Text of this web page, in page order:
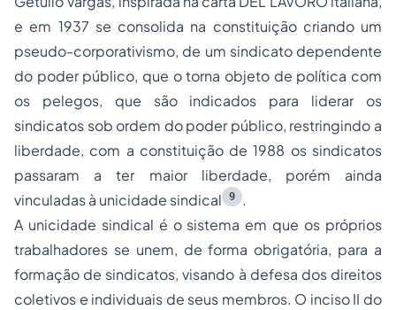
e em 1937 se consolida na constituição criando um
pseudo-corporativismo, de um sindicato dependente
do poder público, que o torna objeto de política com
os pelegos, que são indicados para liderar os
sindicatos sob ordem do poder público, restringindo a
liberdade, com a constituição de 1988 os sindicatos
passaram a ter maior liberdade, porém ainda
vinculadas à unicidade sindical
9
.
A unicidade sindical é o sistema em que os próprios
trabalhadores se unem, de forma obrigatória, para a
formação de sindicatos, visando à defesa dos direitos
coletivos e individuais de seus membros. O inciso II do